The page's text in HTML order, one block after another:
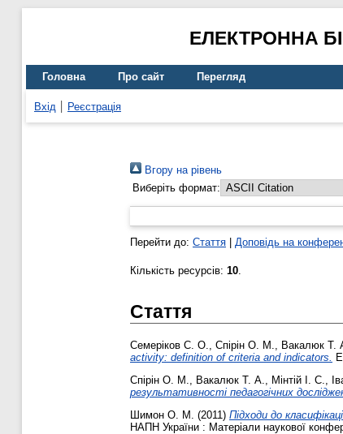
ЕЛЕКТРОННА
Головна Про сайт Перегляд
Вхід Реєстрація
Вгору на рівень
Виберіть формат:
Перейти до: Стаття Доповідь на
Кількість ресурсів: 10.
Стаття
Семеріков С. О., Спірін О. М., Вакалюк Т.
activity: definition of criteria and indicators.
Спірін О. М., Вакалюк Т. А., Мінтій І. С.,
результативності педагогічних
Шимон О. М.
(2011) Підходи до
НАПН України : Матеріали наукової